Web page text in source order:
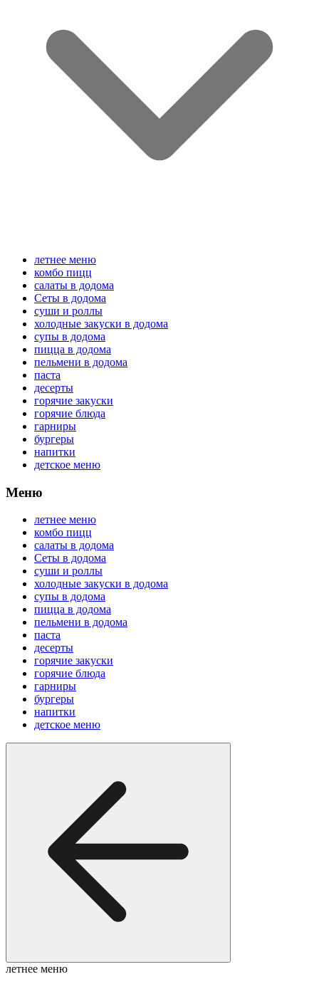
летнее меню
комбо пицц
салаты в додома
Сеты в додома
суши и роллы
холодные закуски в додома
супы в додома
пицца в додома
пельмени в додома
паста
десерты
горячие закуски
горячие блюда
гарниры
бургеры
напитки
детское меню
Меню
летнее меню
комбо пицц
салаты в додома
Сеты в додома
суши и роллы
холодные закуски в додома
супы в додома
пицца в додома
пельмени в додома
паста
десерты
горячие закуски
горячие блюда
гарниры
бургеры
напитки
детское меню
летнее меню